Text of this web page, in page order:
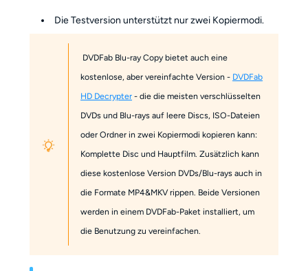
Die Testversion unterstützt nur zwei Kopiermodi.
DVDFab Blu-ray Copy bietet auch eine
kostenlose, aber vereinfachte Version - DVDFab
HD Decrypter - die die meisten verschlüsselten
DVDs und Blu-rays auf leere Discs, ISO-Dateien
oder Ordner in zwei Kopiermodi kopieren kann:
Komplette Disc und Hauptfilm. Zusätzlich kann
diese kostenlose Version DVDs/Blu-rays auch in
die Formate MP4&MKV rippen. Beide Versionen
werden in einem DVDFab-Paket installiert, um
die Benutzung zu vereinfachen.